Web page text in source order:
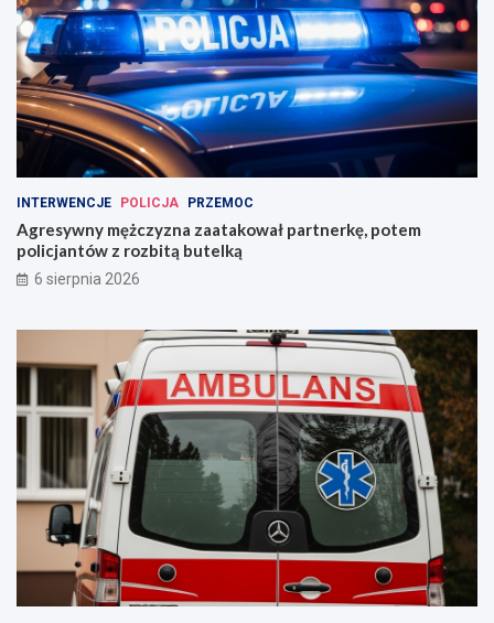
INTERWENCJE POLICJA PRZEMOC
Agresywny mężczyzna zaatakował partnerkę, potem
policjantów z rozbitą butelką
6 sierpnia 2026